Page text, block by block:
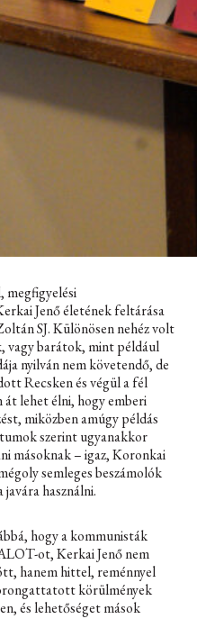
megfigyelési
Jenő életének feltárása
SJ. Különösen nehéz volt
vagy barátok, mint például
nyilván nem követendő, de
Recsken és végül a fél
lehet élni, hogy emberi
miközben amúgy példás
szerint ugyanakkor
másoknak – igaz, Koronkai
semleges beszámolók
használni.
hogy a kommunisták
ot, Kerkai Jenő nem
hanem hittel, reménnyel
körülmények
és lehetőséget mások